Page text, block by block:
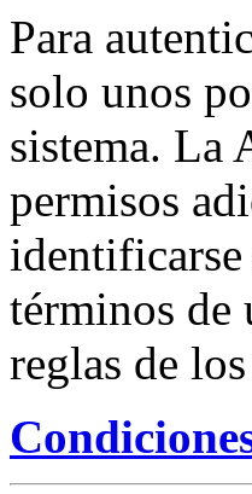
Para
solo unos
sistema. La
permisos
identificarse
términos de
reglas de